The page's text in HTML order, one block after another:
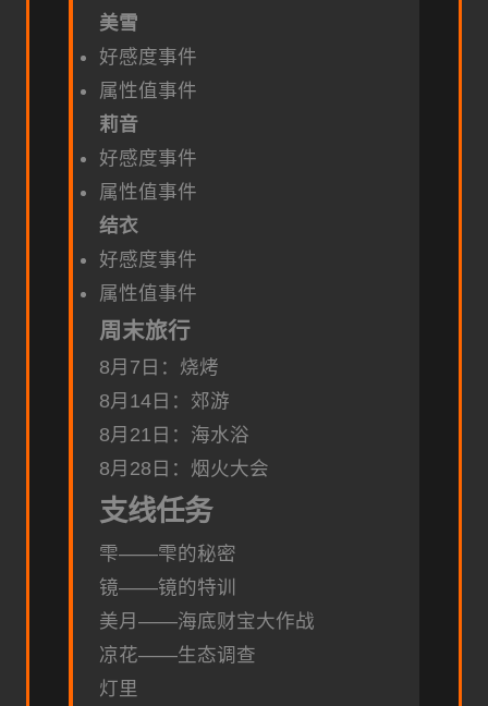
美雪
好感度事件
属性值事件
莉音
好感度事件
属性值事件
结衣
好感度事件
属性值事件
周末旅行
8月7日：烧烤
8月14日：郊游
8月21日：海水浴
8月28日：烟火大会
支线任务
雫——雫的秘密
镜——镜的特训
美月——海底财宝大作战
凉花——生态调查
灯里